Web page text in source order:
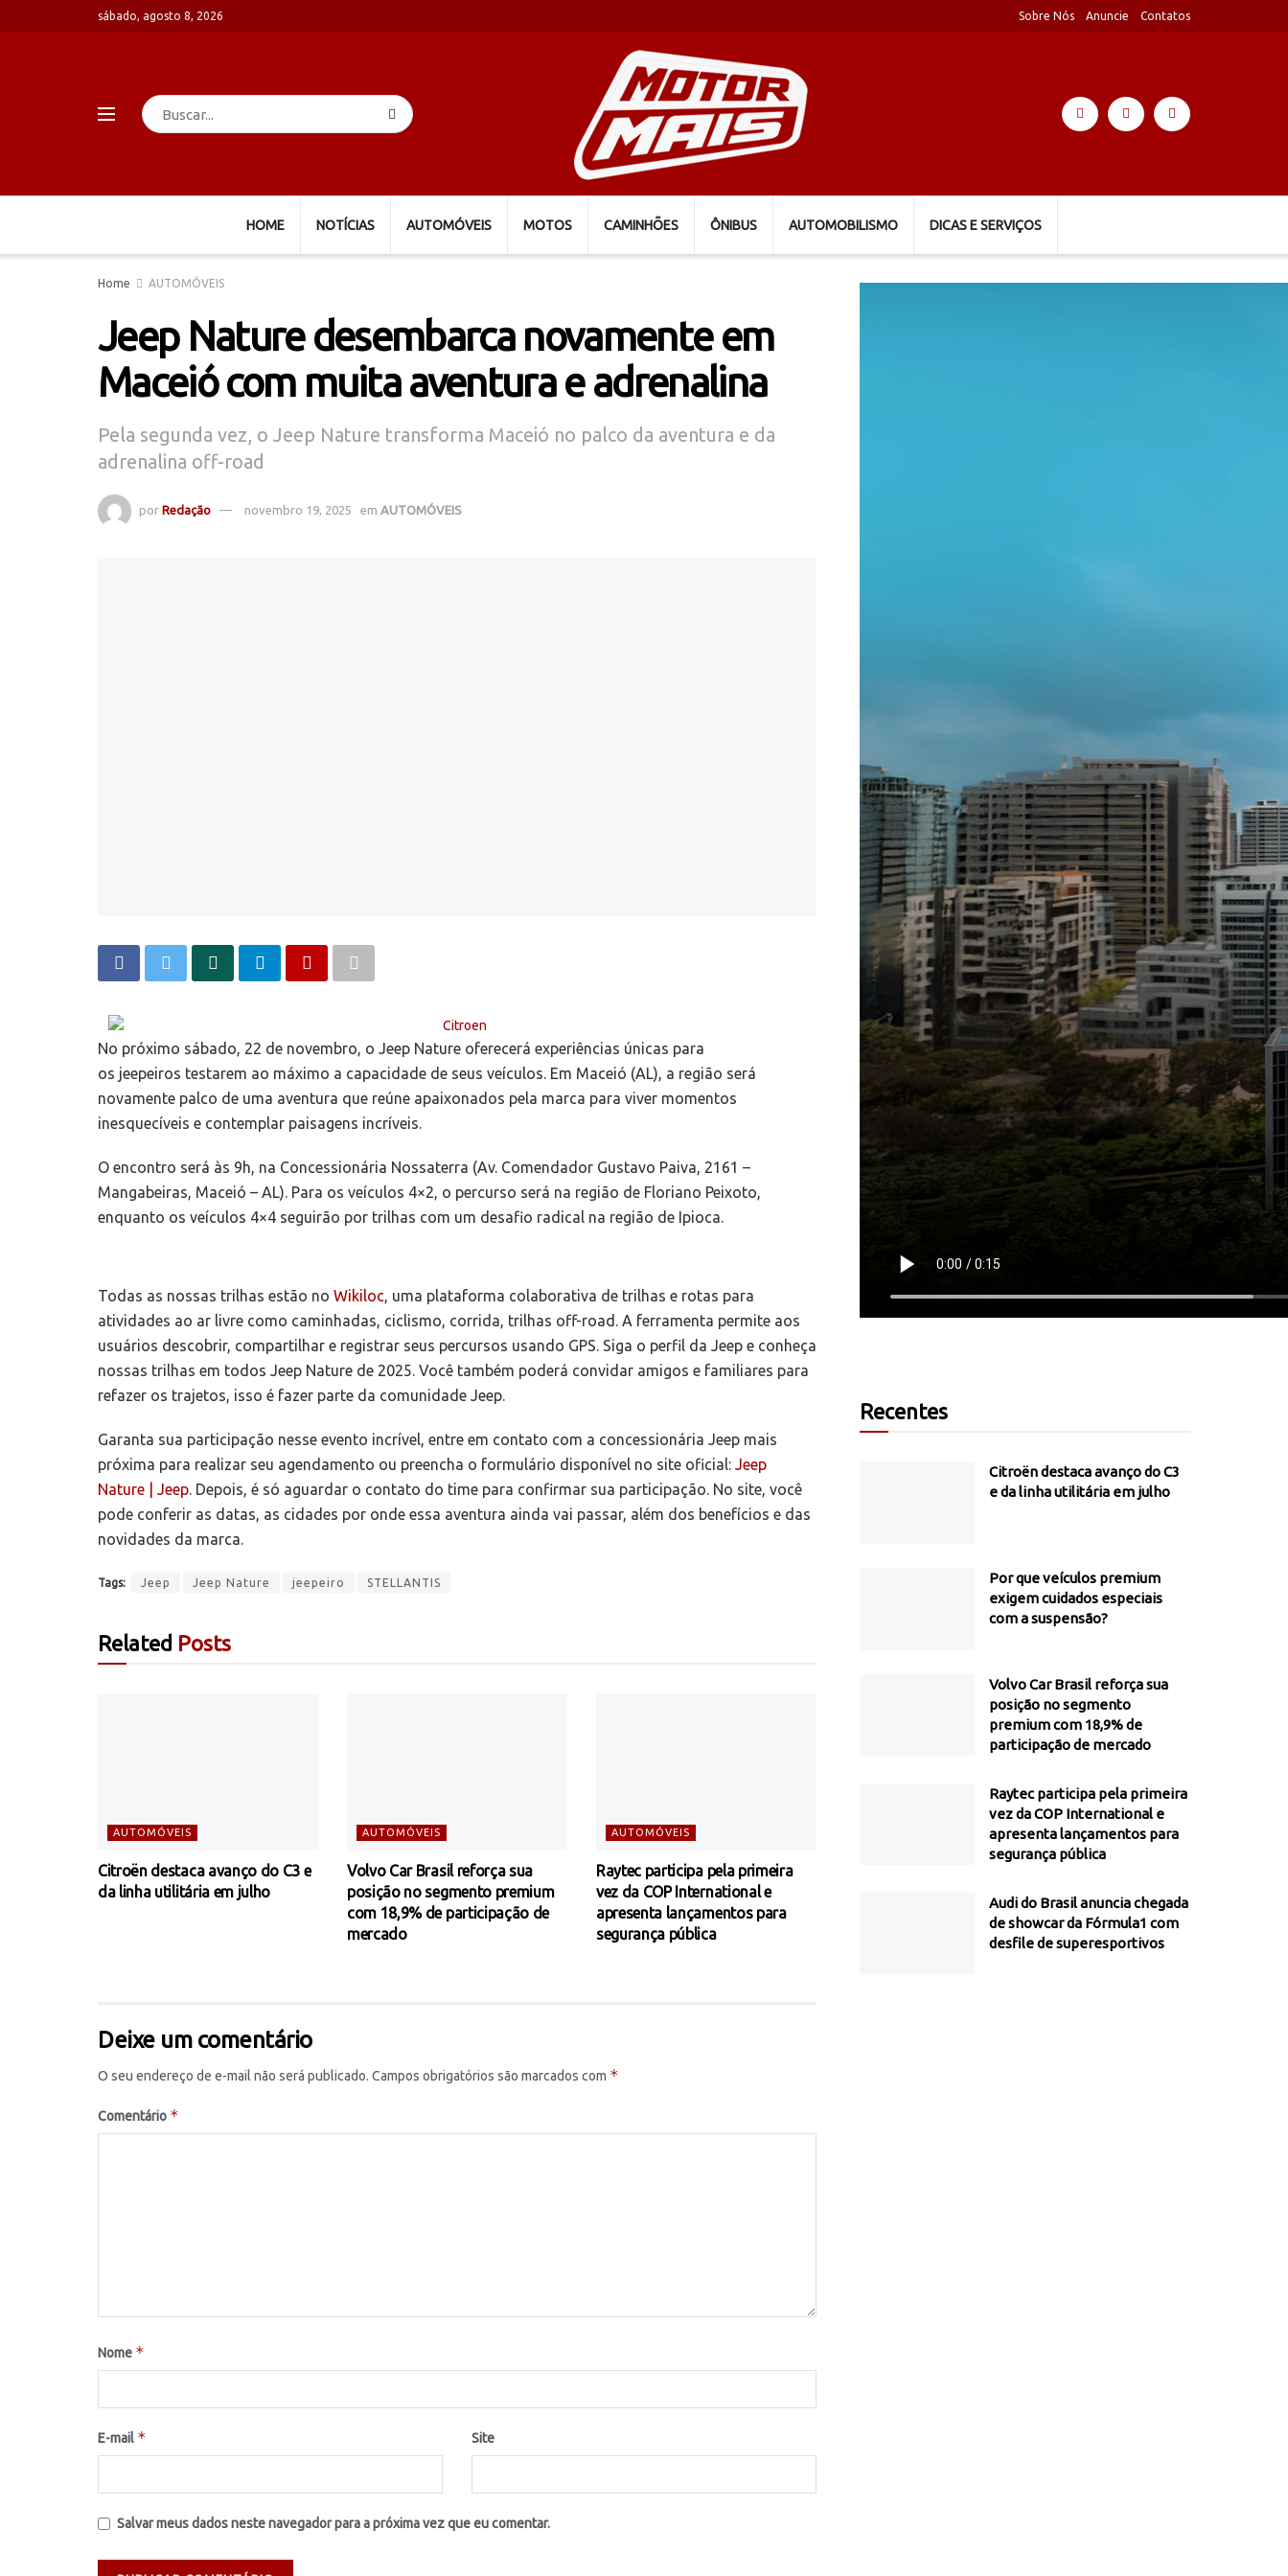
sábado, agosto 8, 2026 Sobre Nós Anuncie Contatos
HOME NOTÍCIAS AUTOMÓVEIS MOTOS CAMINHÕES ÔNIBUS AUTOMOBILISMO DICAS E SERVIÇOS
Home AUTOMÓVEIS
Jeep Nature desembarca novamente em
Maceió com muita aventura e adrenalina
Pela segunda vez, o Jeep Nature transforma Maceió no palco da aventura e da
adrenalina off-road
por Redação novembro 19, 2025 em AUTOMÓVEIS
No próximo sábado, 22 de novembro, o Jeep Nature oferecerá experiências únicas para
os jeepeiros testarem ao máximo a capacidade de seus veículos. Em Maceió (AL), a região será
novamente palco de uma aventura que reúne apaixonados pela marca para viver momentos
inesquecíveis e contemplar paisagens incríveis.
O encontro será às 9h, na Concessionária Nossaterra (Av. Comendador Gustavo Paiva, 2161 –
Mangabeiras, Maceió – AL). Para os veículos 4×2, o percurso será na região de Floriano Peixoto,
enquanto os veículos 4×4 seguirão por trilhas com um desafio radical na região de Ipioca.
Todas as nossas trilhas estão no Wikiloc, uma plataforma colaborativa de trilhas e rotas para
atividades ao ar livre como caminhadas, ciclismo, corrida, trilhas off-road. A ferramenta permite aos
usuários descobrir, compartilhar e registrar seus percursos usando GPS. Siga o perfil da Jeep e conheça
nossas trilhas em todos Jeep Nature de 2025. Você também poderá convidar amigos e familiares para
refazer os trajetos, isso é fazer parte da comunidade Jeep.
Garanta sua participação nesse evento incrível, entre em contato com a concessionária Jeep mais
próxima para realizar seu agendamento ou preencha o formulário disponível no site oficial: Jeep
Nature | Jeep. Depois, é só aguardar o contato do time para confirmar sua participação. No site, você
pode conferir as datas, as cidades por onde essa aventura ainda vai passar, além dos benefícios e das
novidades da marca.
Tags: Jeep Jeep Nature jeepeiro STELLANTIS
Related Posts
AUTOMÓVEIS
Citroën destaca avanço do C3 e
da linha utilitária em julho
AUTOMÓVEIS
Volvo Car Brasil reforça sua
posição no segmento premium
com 18,9% de participação de
mercado
AUTOMÓVEIS
Raytec participa pela primeira
vez da COP International e
apresenta lançamentos para
segurança pública
Deixe um comentário
O seu endereço de e-mail não será publicado. Campos obrigatórios são marcados com *
Comentário *
Nome *
E-mail * Site
Salvar meus dados neste navegador para a próxima vez que eu comentar.
Recentes
Citroën destaca avanço do C3
e da linha utilitária em julho
Por que veículos premium
exigem cuidados especiais
com a suspensão?
Volvo Car Brasil reforça sua
posição no segmento
premium com 18,9% de
participação de mercado
Raytec participa pela primeira
vez da COP International e
apresenta lançamentos para
segurança pública
Audi do Brasil anuncia chegada
de showcar da Fórmula1 com
desfile de superesportivos